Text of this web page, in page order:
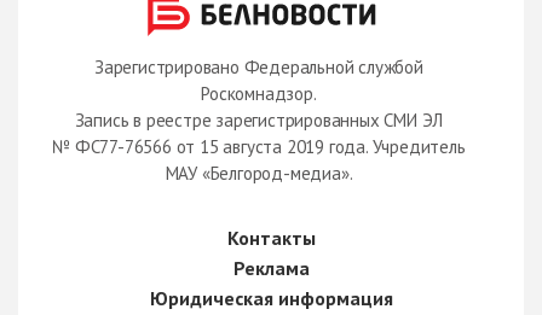
Зарегистрировано Федеральной службой
Роскомнадзор.
Запись в реестре зарегистрированных СМИ ЭЛ
№ ФС77-76566 от 15 августа 2019 года. Учредитель
МАУ «Белгород-медиа».
Контакты
Реклама
Юридическая информация